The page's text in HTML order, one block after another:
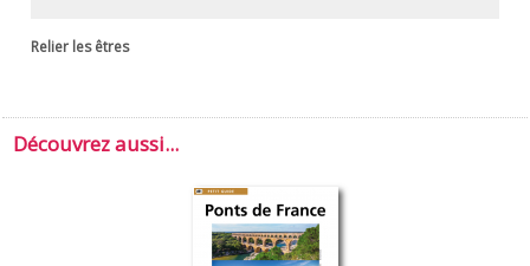
Relier les êtres
Découvrez aussi...